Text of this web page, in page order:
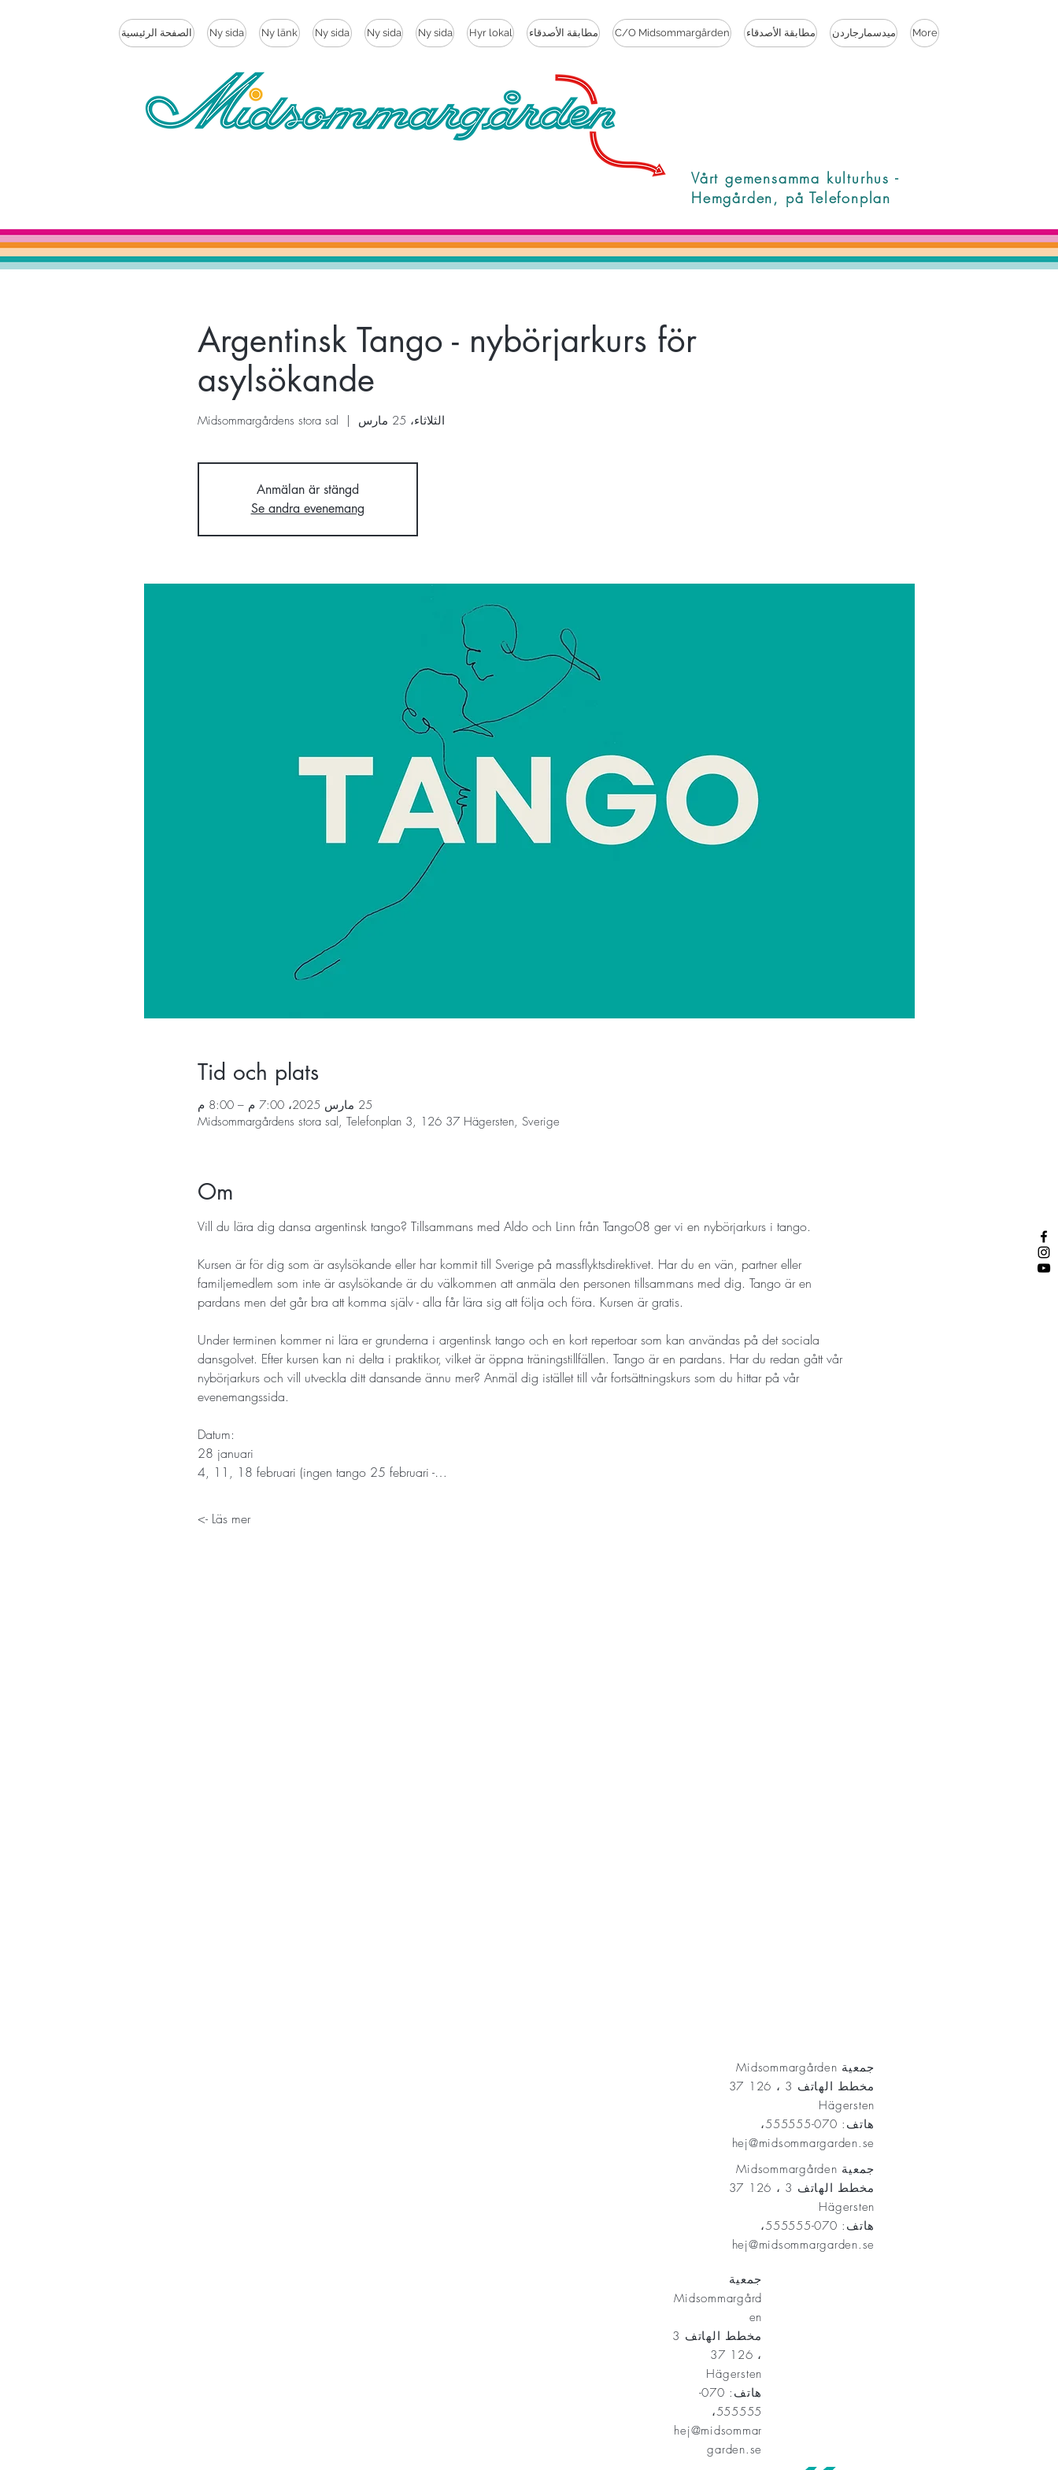
الصفحة الرئيسية Ny sida Ny länk Ny sida Ny sida Ny sida Hyr lokal مطابقة الأصدقاء C/O Midsommargården مطابقة الأصدقاء ميدسمارجاردن More
Vårt gemensamma kulturhus -
Hemgården, på Telefonplan
Argentinsk Tango - nybörjarkurs för
asylsökande
الثلاثاء، 25 مارس
  |
Midsommargårdens stora sal
Anmälan är stängd
Se andra evenemang
Tid och plats
25 مارس 2025، 7:00 م – 8:00 م
Midsommargårdens stora sal, Telefonplan 3, 126 37 Hägersten, Sverige
Om
Vill du lära dig dansa argentinsk tango? Tillsammans med Aldo och Linn från Tango08 ger vi en nybörjarkurs i tango.
Kursen är för dig som är asylsökande eller har kommit till Sverige på massflyktsdirektivet. Har du en vän, partner eller
familjemedlem som inte är asylsökande är du välkommen att anmäla den personen tillsammans med dig. Tango är en
pardans men det går bra att komma själv - alla får lära sig att följa och föra. Kursen är gratis.
Under terminen kommer ni lära er grunderna i argentinsk tango och en kort repertoar som kan användas på det sociala
dansgolvet. Efter kursen kan ni delta i praktikor, vilket är öppna träningstillfällen. Tango är en pardans. Har du redan gått vår
nybörjarkurs och vill utveckla ditt dansande ännu mer? Anmäl dig istället till vår fortsättningskurs som du hittar på vår
evenemangssida.
Datum:
28 januari
4, 11, 18 februari (ingen tango 25 februari -…
Läs mer ->
جمعية Midsommargården
مخطط الهاتف 3 ، 126 37
Hägersten
هاتف: 070-555555،
hej@midsommargarden.se
جمعية Midsommargården
مخطط الهاتف 3 ، 126 37
Hägersten
هاتف: 070-555555،
hej@midsommargarden.se
جمعية
Midsommargård
en
مخطط الهاتف 3
، 126 37
Hägersten
هاتف: 070-
555555،
hej@midsommar
garden.se